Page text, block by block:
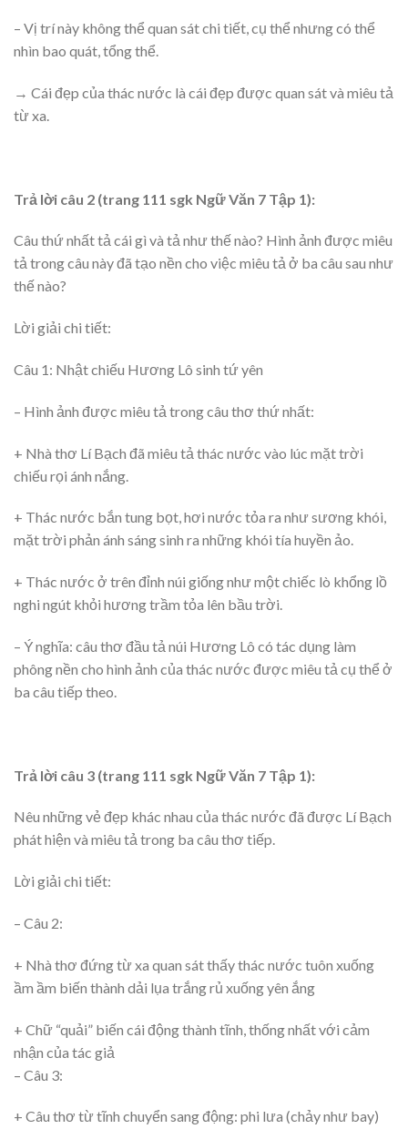
– Vị trí này không thể quan sát chi tiết, cụ thể nhưng có thể
nhìn bao quát, tổng thể.
→ Cái đẹp của thác nước là cái đẹp được quan sát và miêu tả
từ xa.
Trả lời câu 2 (trang 111 sgk Ngữ Văn 7 Tập 1):
Câu thứ nhất tả cái gì và tả như thế nào? Hình ảnh được miêu
tả trong câu này đã tạo nền cho việc miêu tả ở ba câu sau như
thế nào?
Lời giải chi tiết:
Câu 1: Nhật chiếu Hương Lô sinh tứ yên
– Hình ảnh được miêu tả trong câu thơ thứ nhất:
+ Nhà thơ Lí Bạch đã miêu tả thác nước vào lúc mặt trời
chiếu rọi ánh nắng.
+ Thác nước bắn tung bọt, hơi nước tỏa ra như sương khói,
mặt trời phản ánh sáng sinh ra những khói tía huyền ảo.
+ Thác nước ở trên đỉnh núi giống như một chiếc lò khổng lồ
nghi ngút khỏi hương trầm tỏa lên bầu trời.
– Ý nghĩa: câu thơ đầu tả núi Hương Lô có tác dụng làm
phông nền cho hình ảnh của thác nước được miêu tả cụ thể ở
ba câu tiếp theo.
Trả lời câu 3 (trang 111 sgk Ngữ Văn 7 Tập 1):
Nêu những vẻ đẹp khác nhau của thác nước đã được Lí Bạch
phát hiện và miêu tả trong ba câu thơ tiếp.
Lời giải chi tiết:
– Câu 2:
+ Nhà thơ đứng từ xa quan sát thấy thác nước tuôn xuống
ầm ầm biến thành dải lụa trắng rủ xuống yên ắng
+ Chữ “quải” biến cái động thành tĩnh, thống nhất với cảm
nhận của tác giả
– Câu 3:
+ Câu thơ từ tĩnh chuyển sang động: phi lưa (chảy như bay)